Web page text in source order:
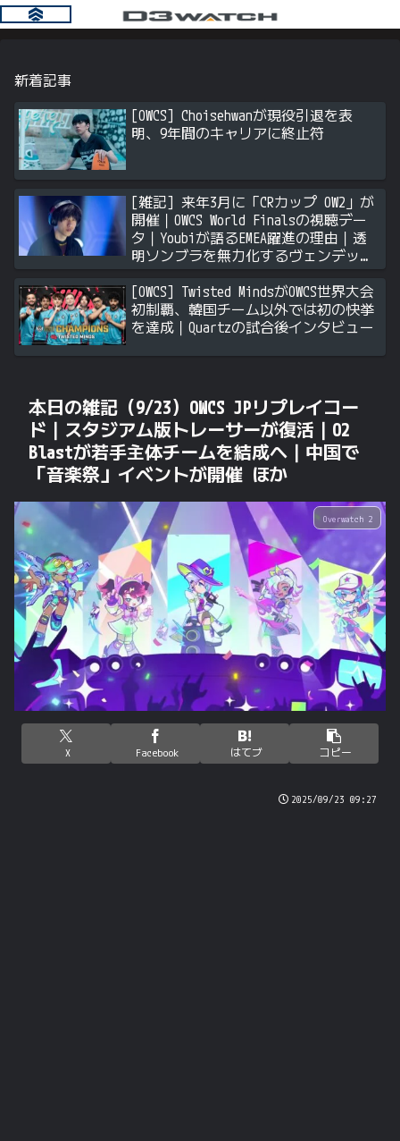
新着記事
[OWCS] Choisehwanが現役引退を表
明、9年間のキャリアに終止符
[雑記] 来年3月に「CRカップ OW2」が
開催｜OWCS World Finalsの視聴デー
タ｜Youbiが語るEMEA躍進の理由｜透
明ソンブラを無力化するヴェンデッタ
｜Stalk3rが久々のツィート ほか
[OWCS] Twisted MindsがOWCS世界大会
初制覇、韓国チーム以外では初の快挙
を達成｜Quartzの試合後インタビュー
本日の雑記（9/23）OWCS JPリプレイコー
ド｜スタジアム版トレーサーが復活｜O2
Blastが若手主体チームを結成へ｜中国で
「音楽祭」イベントが開催 ほか
Overwatch 2
X Facebook はてブ コピー
2025/09/23 09:27